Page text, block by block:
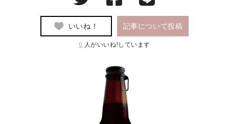
いいね！ 記事について投稿
0 人がいいね!しています